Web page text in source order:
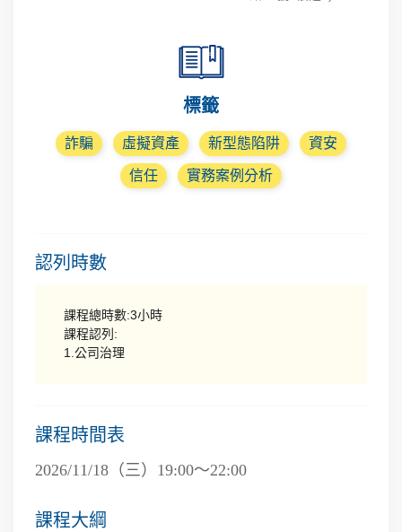
標籤
詐騙 虛擬資產 新型態陷阱 資安
信任 實務案例分析
認列時數
課程總時數:3小時
課程認列:
1.公司治理
課程時間表
2026/11/18（三）19:00～22:00
課程大綱